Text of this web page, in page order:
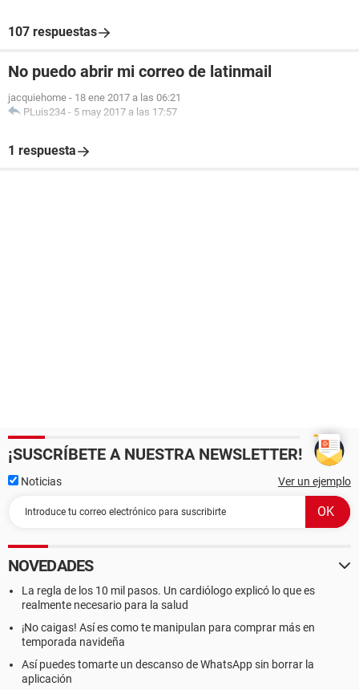
107 respuestas
No puedo abrir mi correo de latinmail
jacquiehome - 18 ene 2017 a las 06:21
PLuis234 - 5 may 2017 a las 17:57
1 respuesta
¡SUSCRÍBETE A NUESTRA NEWSLETTER!
Noticias Ver un ejemplo
NOVEDADES
La regla de los 10 mil pasos. Un cardiólogo explicó lo que es
realmente necesario para la salud
¡No caigas! Así es como te manipulan para comprar más en
temporada navideña
Así puedes tomarte un descanso de WhatsApp sin borrar la
aplicación